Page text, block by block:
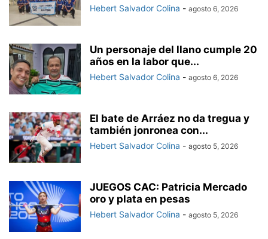
Hebert Salvador Colina - agosto 6, 2026
Un personaje del llano cumple 20
años en la labor que...
Hebert Salvador Colina - agosto 6, 2026
El bate de Arráez no da tregua y
también jonronea con...
Hebert Salvador Colina - agosto 5, 2026
JUEGOS CAC: Patricia Mercado
oro y plata en pesas
Hebert Salvador Colina - agosto 5, 2026